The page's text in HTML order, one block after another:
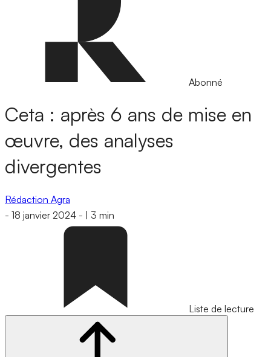
Abonné
Ceta : après 6 ans de mise en
œuvre, des analyses
divergentes
Rédaction Agra
- 18 janvier 2024 - 3 min
Liste de lecture